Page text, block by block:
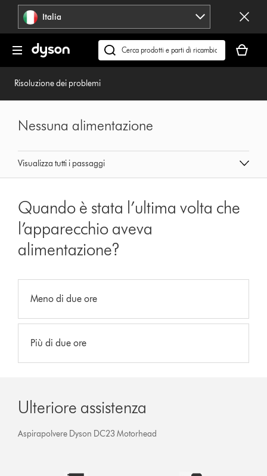
navigazione Italia
Cerca
su
carrello
è
Risoluzione dei problemi
Visualizza tutti i passaggi
Nessuna alimentazione
Quando è stata l’ultima volta che
l’apparecchio aveva
alimentazione?
Meno di due ore
Più di due ore
Ulteriore assistenza
Aspirapolvere Dyson DC23 Motorhead